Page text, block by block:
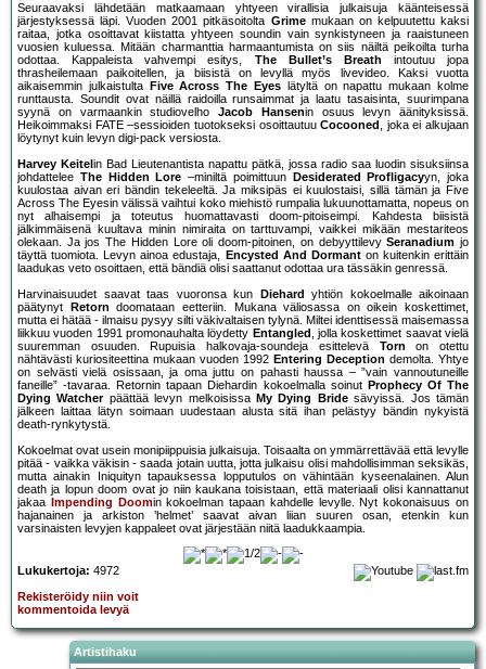
Seuraavaksi lähdetään matkaamaan yhtyeen virallisia julkaisuja käänteisessä
järjestyksessä läpi. Vuoden 2001 pitkäsoitolta Grimemukaan on kelpuutettu kaksi
raitaa, jotka osoittavat kiistatta yhtyeen soundin vain synkistyneen ja raaistuneen
vuosien kuluessa. Mitään charmanttia harmaantumista on siis näiltä peikoilta turha
odottaa. Kappaleista vahvempi esitys, The Bullet’s Breath intoutuu jopa
thrasheilemaan paikoitellen, ja biisistä on levyllä myös livevideo. Kaksi vuotta
aikaisemmin julkaistulta
Five Across The Eyes lätyltä on napattu mukaan kolme
runttausta. Soundit ovat näillä raidoilla runsaimmat ja laatu tasaisinta, suurimpana
syynä on varmaankin studiovelho Jacob Hansenin osuus levyn äänityksissä.
Heikoimmaksi FATE –sessioiden tuotokseksi osoittautuuCocooned , joka ei alkujaan
löytynyt kuin levyn digi-pack versiosta.
Harvey Keitel in Bad Lieutenantista napattu pätkä, jossa radio saa luodin sisuksiinsa
johdattelee The Hidden Lore –miniltä poimittuun Desiderated Profligacyyn, joka
kuulostaa aivan eri bändin tekeleeltä. Ja miksipäs ei kuulostaisi, sillä tämän ja Five
Across The Eyesin välissä vaihtui koko miehistö rumpalia lukuunottamatta, nopeus on
nyt alhaisempi ja toteutus huomattavasti doom-pitoiseimpi. Kahdesta biisistä
jälkimmäisenä kuultava minin nimiraita on tarttuvampi, vaikkei mikään mestariteos
olekaan. Ja jos The Hidden Lore oli doom-pitoinen, on debyyttilevySeranadium jo
täyttä tuomiota. Levyn ainoa edustaja,
Encysted And Dormanton kuitenkin erittäin
laadukas veto osoittaen, että bändiä olisi saattanut odottaa ura tässäkin genressä.
Harvinaisuudet saavat taas vuoronsa kun
Diehard
yhtiön kokoelmalle aikoinaan
päätynyt
Retorn doomataan eetteriin. Mukana väliosassa on oikein koskettimet,
mutta ei hätää - ilmaisu pysyy silti väkivaltaisen tylynä. Miltei identtisessä maisemassa
liikkuu vuoden 1991 promonauhalta löydetty Entangled , jolla koskettimet saavat vielä
suuremman osuuden. Rupuisia halkovaja-soundeja esittelevä Torn on otettu
nähtävästi kuriositeettina mukaan vuoden 1992 Entering Deception demolta. Yhtye
on selvästi vielä osissaan, ja oma juttu on pahasti haussa – ”vain vannoutuneille
faneille” -tavaraa. Retornin tapaan Diehardin kokoelmalla soinut Prophecy Of The
Dying Watcherpäättää levyn melkoisissa My Dying Bridesävyissä. Jos tämän
jälkeen laittaa lätyn soimaan uudestaan alusta sitä ihan pelästyy bändin nykyistä
death-rynkytystä.
Kokoelmat ovat usein monipiippuisia julkaisuja. Toisaalta on ymmärrettävää että levylle
pitää - vaikka väkisin - saada jotain uutta, jotta julkaisu olisi mahdollisimman seksikäs,
mutta ainakin Iniquityn tapauksessa lopputulos on vähintään kyseenalainen. Alun
death ja lopun doom ovat jo niin kaukana toisistaan, että materiaali olisi kannattanut
jakaa
Impending Doomin kokoelman tapaan kahdelle levylle. Nyt kokonaisuus on
hajanainen ja arkiston ’helmet’ saavat aivan liian suuren osan, etenkin kun
varsinaisten levyjen kappaleet ovat järjestään niitä laadukkaampia.
Lukukertoja: 4972
Rekisteröidy niin voit
kommentoida levyä
Artistihaku